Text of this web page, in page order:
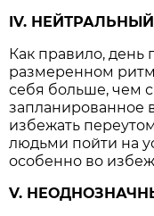
IV. НЕЙТРАЛЬНЫЙ
Как правило, день
размеренном
себя больше, чем
запланированное
избежать
людьми пойти на
особенно во
V.